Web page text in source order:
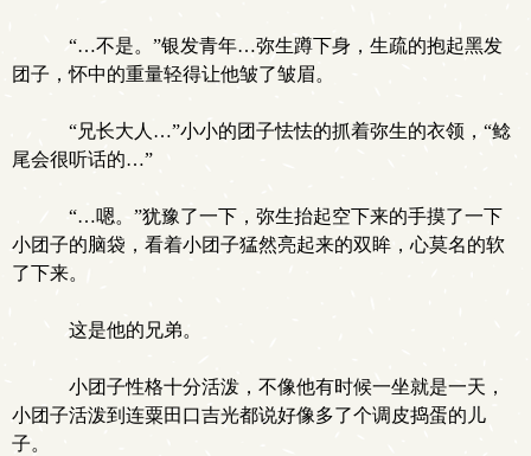
“…不是。”银发青年…弥生蹲下身，生疏的抱起黑发
团子，怀中的重量轻得让他皱了皱眉。
“兄长大人…”小小的团子怯怯的抓着弥生的衣领，“鲶
尾会很听话的…”
“…嗯。”犹豫了一下，弥生抬起空下来的手摸了一下
小团子的脑袋，看着小团子猛然亮起来的双眸，心莫名的软
了下来。
这是他的兄弟。
小团子性格十分活泼，不像他有时候一坐就是一天，
小团子活泼到连粟田口吉光都说好像多了个调皮捣蛋的儿
子。